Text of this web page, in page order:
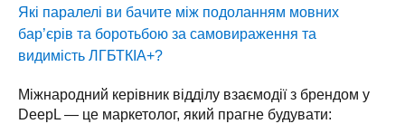
Які паралелі ви бачите між подоланням мовних
бар’єрів та боротьбою за самовираження та
видимість ЛГБТКІА+?
Міжнародний керівник відділу взаємодії з брендом у
DeepL — це маркетолог, який прагне будувати: